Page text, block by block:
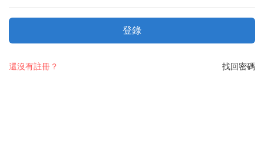
登錄
找回密碼
還沒有註冊？